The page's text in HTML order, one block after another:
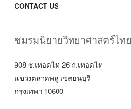
CONTACT US
ชมรมนิยายวิทยาศาสตร์ไทย
908 ซ.เทอดไท 26 ถ.เทอดไท
แขวงตลาดพลู เขตธนบุรี
กรุงเทพฯ 10600